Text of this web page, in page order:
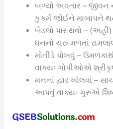
બળ્યો અવતાર – જીવન
કુકર્મ જોઈને માબાપને
બેડલો પાર થવો –
ધનનો ચરુ મળતાં
મોતીડે પોખવું –
વાક્યઃ ગોપીઓએ
મનનાં દ્વાર ખોલવાં –
આપવું વાક્યઃ ગુરુએ